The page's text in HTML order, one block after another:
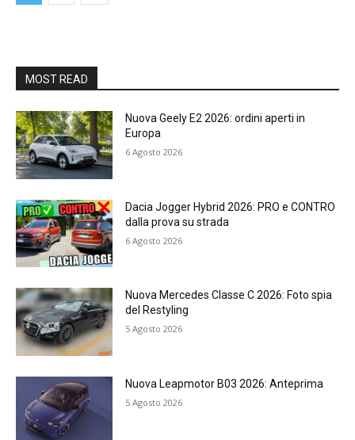
MOST READ
Nuova Geely E2 2026: ordini aperti in
Europa
6 Agosto 2026
Dacia Jogger Hybrid 2026: PRO e CONTRO
dalla prova su strada
6 Agosto 2026
Nuova Mercedes Classe C 2026: Foto spia
del Restyling
5 Agosto 2026
Nuova Leapmotor B03 2026: Anteprima
5 Agosto 2026